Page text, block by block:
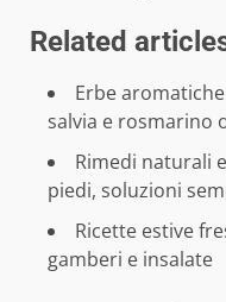
Related
Erbe
salvia e rosmarino
Rimedi naturali
piedi, soluzioni
Ricette estive
gamberi e insalate